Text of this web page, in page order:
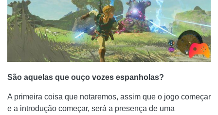
São aquelas que ouço vozes espanholas?
A primeira coisa que notaremos, assim que o jogo começar
e a introdução começar, será a presença de uma